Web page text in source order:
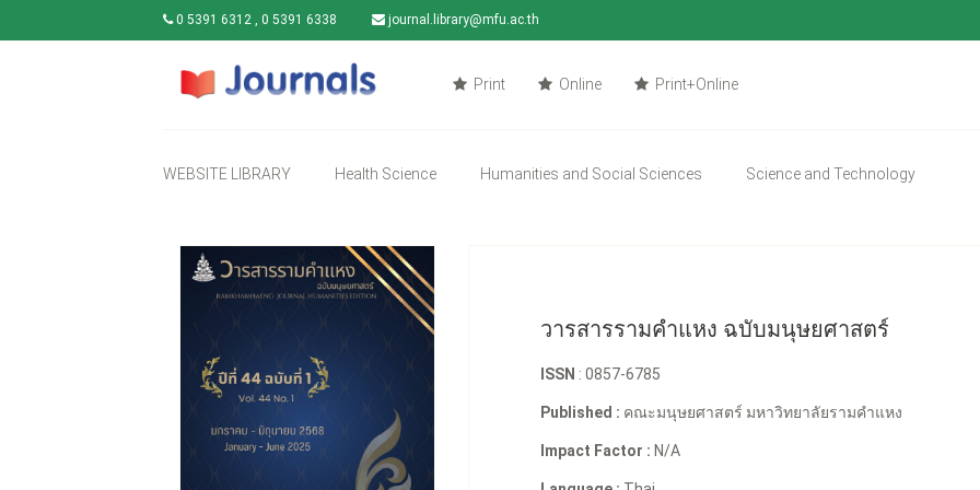
0 5391 6312 , 0 5391 6338 journal.library@mfu.ac.th
Print Online Print+Online
WEBSITE LIBRARY Health Science Humanities and Social Sciences Science and Technology
วารสารรามคำแหง ฉบับมนุษยศาสตร์
ISSN : 0857-6785
Published : คณะมนุษยศาสตร์ มหาวิทยาลัยรามคำแหง
Impact Factor : N/A